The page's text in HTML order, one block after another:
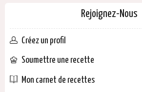
Rejoignez-Nous
Créez un profil
Soumettre une recette
Mon carnet de recettes